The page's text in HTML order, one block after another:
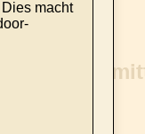
macht